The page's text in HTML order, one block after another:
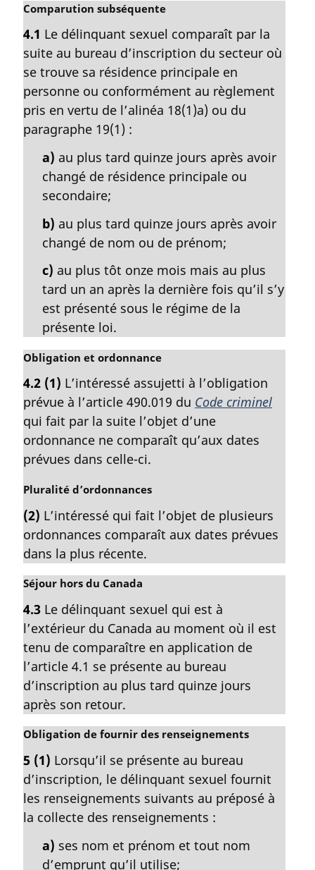
a
r
g
i
n
a
e
:
N
t
e
m
a
r
g
i
Comparution subséquente
4.1 Le délinquant sexuel comparaît par la
suite au bureau d’inscription du secteur où
se trouve sa résidence principale en
personne ou conformément au règlement
pris en vertu de l’alinéa 18(1)a) ou du
paragraphe 19(1) :
a) au plus tard quinze jours après avoir
changé de résidence principale ou
secondaire;
b) au plus tard quinze jours après avoir
changé de nom ou de prénom;
c) au plus tôt onze mois mais au plus
tard un an après la dernière fois qu’il s’y
est présenté sous le régime de la
présente loi.
N
t
e
m
a
g
n
a
e
:
Obligation et ordonnance
4.2 (1) L’intéressé assujetti à l’obligation
prévue à l’article 490.019 du Code criminel
qui fait par la suite l’objet d’une
ordonnance ne comparaît qu’aux dates
prévues dans celle-ci.
N
t
e
m
a
r
i
n
a
l
e
:
Pluralité d’ordonnances
(2) L’intéressé qui fait l’objet de plusieurs
ordonnances comparaît aux dates prévues
dans la plus récente.
N
t
e
m
a
g
i
n
a
l
e
:
Séjour hors du Canada
4.3 Le délinquant sexuel qui est à
l’extérieur du Canada au moment où il est
tenu de comparaître en application de
l’article 4.1 se présente au bureau
d’inscription au plus tard quinze jours
après son retour.
N
t
e
m
a
Obligation de fournir des renseignements
5 (1) Lorsqu’il se présente au bureau
d’inscription, le délinquant sexuel fournit
les renseignements suivants au préposé à
la collecte des renseignements :
a) ses nom et prénom et tout nom
d’emprunt qu’il utilise;